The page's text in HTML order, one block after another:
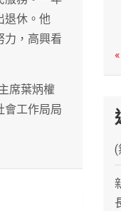
退休。他
力，高興看
席葉炳權
會工作局局
(